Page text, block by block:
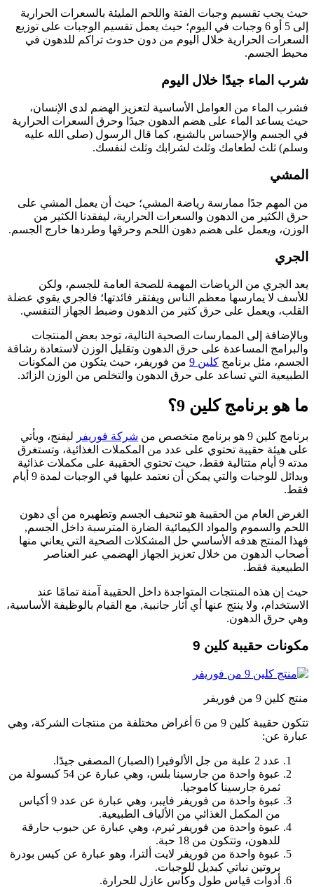
يجب تقسيم وجبات الفتة واللحم المليئة بالسعرات الحرارية
إلى 5 أو 6 وجبات في اليوم؛ حيث يعمل تقسيم الوجبات على توزيع
الحرارية خلال اليوم من دون حدوث تراكم للدهون في
الجسم.
الماء جيدًا خلال اليوم
الماء من العوامل الأساسية لتعزيز الهضم لدى الإنسان،
يساعد الماء على هضم الدهون جيدًا وحرق السعرات الحرارية
الجسم والإحساس بالشبع، كما قال الرسول (صلى الله عليه
ثلث لطعامك وثلث لشرابك وثلث لنفسك.
المهم جدًا ممارسة رياضة المشي؛ حيث أن يعمل المشي على
الكثير من الدهون والسعرات الحرارية، ليفقدنا الكثير من
ويعمل على هضم دهون اللحم وحرقها وطردها خارج الجسم.
الجري من الرياضات المهمة للصحة العامة للجسم، ولكن
لا يمارسها معظم الناس ويفتقر فائدتها؛ فالجري يقوي عضلة
ويعمل على حرق كثير من الدهون وضبط الجهاز التنفسي.
إلى الممارسات الصحية التالية، توجد بعض المنتجات
المساعدة على حرق الدهون وتقليل الوزن لاستعادة رشاقة
مثل برنامجكلين 9 من فوريفر، حيث يتكون من المكونات
التي تساعد على حرق الدهون والتخلص من الوزن الزائد.
هو برنامج كلين 9؟
كلين 9 هو برنامج متخصص من شركة فوريفرليفنج، ويأتي
هيئة حقيبة تحتوي على عدد من المكملات الغذائية، وتستغرق
مدته 9 أيام متتالية فقط، حيث تحتوي الحقيبة على مكملات غذائية
وبدائل للوجبات والتي يمكن أن نعتمد عليها في الوجبات لمدة 9 أيام
العام من الحقيبة هو تنحيف الجسم وتطهيره من أي دهون
والسموم والمواد الكيمائية الضارة المترسبة داخل الجسم,
المنتج هدفه الأساسي حل المشكلات الصحية التي يعاني منها
الدهون من خلال تعزيز الجهاز الهضمي عبر العناصر
فقط.
إن هذه المنتجات المتواجدة داخل الحقيبة آمنة تمامًا عند
ولا ينتج عنها أي آثار جانبية, مع القيام بالوظيفة الأساسية،
حرق الدهون.
حقيبة كلين 9
كلين 9 من فوريفر
تتكون حقيبة كلين 9 من 6 أغراض مختلفة من منتجات الشركة، وهي
عن:
عدد 2 علبة من جل الألوفيرا (الصبار) المصفى جيدًا.
عبوة واحدة من جارسينا بلس، وهي عبارة عن 54 كبسولة من
ثمرة جارسينا كاموجيا.
عبوة واحدة من فوريفر فايبر، وهي عبارة عن عدد 9 أكياس
من المكمل الغذائي من الألياف الطبيعية.
عبوة واحدة من فوريفر ثيرم، وهي عبارة عن حبوب حارقة
للدهون، وتتكون من 18 حبة.
عبوة واحدة من فوريفر لايت ألترا، وهو عبارة عن كيس بودرة
بروتين نباتي كبديل للوجبات.
أدوات قياس طول وكأس عازل للحرارة.